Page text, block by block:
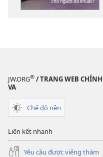
JW.ORG® / TRANG WEB
VA
Chế độ nền
Liên kết nhanh
Yêu cầu được viếng thăm